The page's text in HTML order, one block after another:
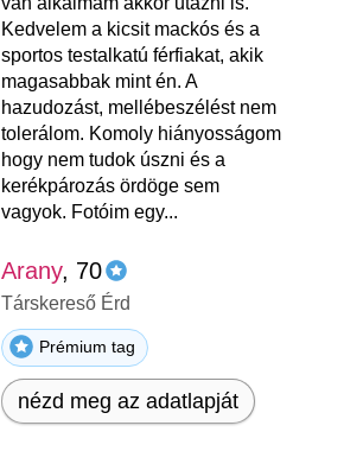
Kedvelem a kicsit mackós és a
sportos testalkatú férfiakat, akik
magasabbak mint én. A
hazudozást, mellébeszélést nem
tolerálom. Komoly hiányosságom
hogy nem tudok úszni és a
kerékpározás ördöge sem
vagyok. Fotóim egy...
Arany, 70
Társkereső Érd
Prémium tag
nézd meg az adatlapját